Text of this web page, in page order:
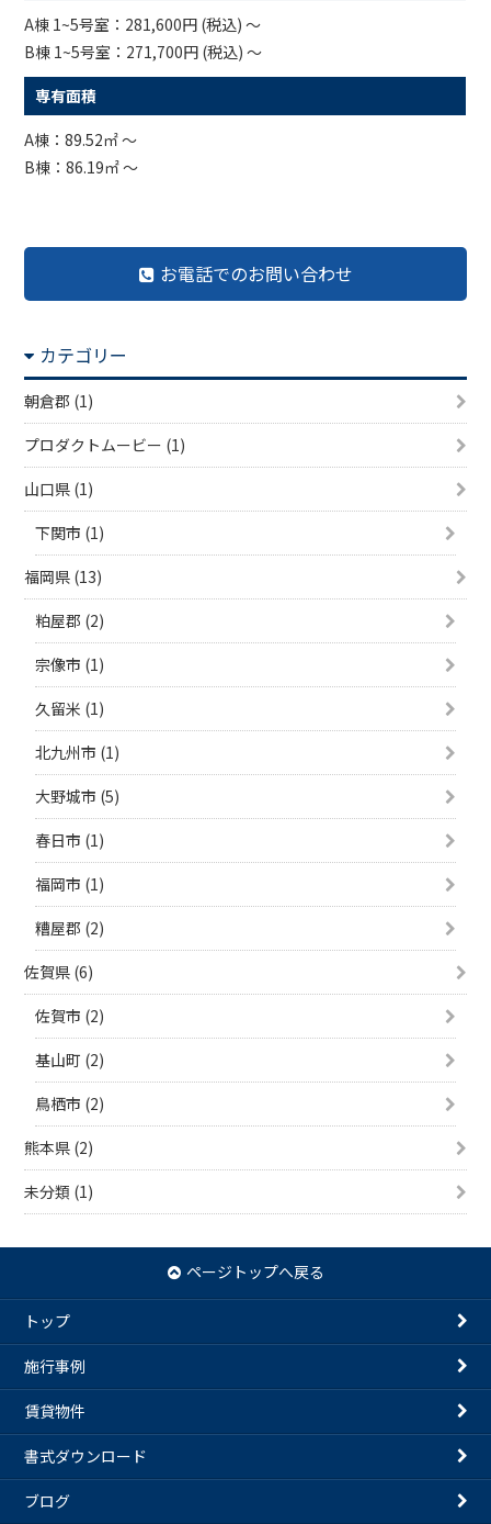
A棟 1~5号室：281,600円 (税込) ～
B棟 1~5号室：271,700円 (税込) ～
専有面積
A棟：89.52㎡ ～
B棟：86.19㎡ ～
お電話でのお問い合わせ
カテゴリー
朝倉郡 (1)
プロダクトムービー (1)
山口県 (1)
下関市 (1)
福岡県 (13)
粕屋郡 (2)
宗像市 (1)
久留米 (1)
北九州市 (1)
大野城市 (5)
春日市 (1)
福岡市 (1)
糟屋郡 (2)
佐賀県 (6)
佐賀市 (2)
基山町 (2)
鳥栖市 (2)
熊本県 (2)
未分類 (1)
ページトップへ戻る
トップ
施行事例
賃貸物件
書式ダウンロード
ブログ